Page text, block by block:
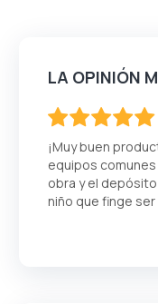
LA OPINIÓN
¡Muy buen
equipos
obra y el
niño que finge ser